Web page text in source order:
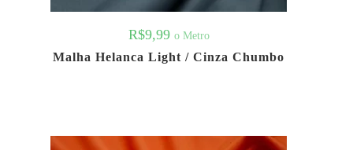
R$9,99 o Metro
Malha Helanca Light / Cinza Chumbo